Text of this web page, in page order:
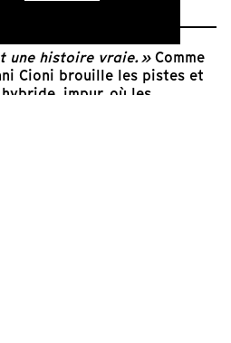
une histoire vraie. »Comme
Cioni brouille les pistes et
impur, où les